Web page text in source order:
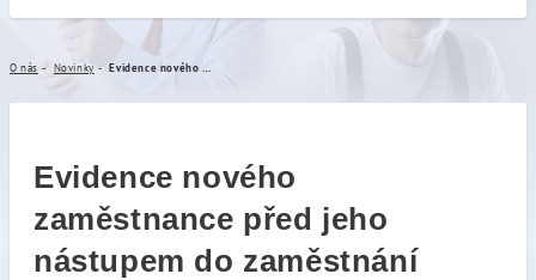
Evidence nového
O nás Novinky
Evidence nového
zaměstnance před jeho
nástupem do zaměstnání